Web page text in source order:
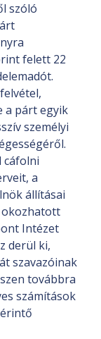
szóló
felett 22
a párt egyik
személyi
cáfolni
a
állításai
okozhatott
Intézet
derül ki,
szavazóinak
továbbra
számítások